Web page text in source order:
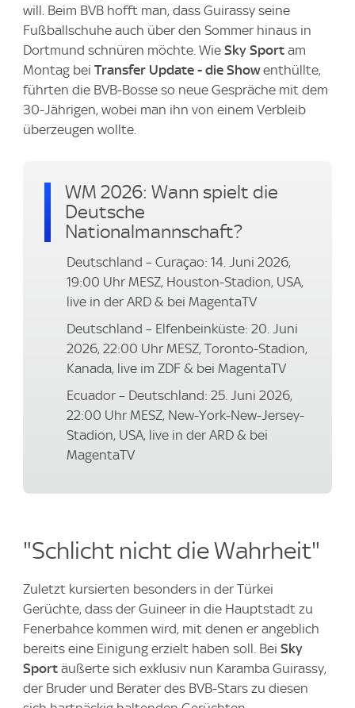
will. Beim BVB hofft man, dass Guirassy seine
Fußballschuhe auch über den Sommer hinaus in
Dortmund schnüren möchte. Wie Sky Sport am
Montag bei Transfer Update - die Showenthüllte,
führten die BVB-Bosse so neue Gespräche mit dem
30-Jährigen, wobei man ihn von einem Verbleib
überzeugen wollte.
WM 2026: Wann spielt die
Deutsche
Nationalmannschaft?
Deutschland – Curaçao: 14. Juni 2026,
19:00 Uhr MESZ, Houston-Stadion, USA,
live in der ARD & bei MagentaTV
Deutschland – Elfenbeinküste: 20. Juni
2026, 22:00 Uhr MESZ, Toronto-Stadion,
Kanada, live im ZDF & bei MagentaTV
Ecuador – Deutschland: 25. Juni 2026,
22:00 Uhr MESZ, New-York-New-Jersey-
Stadion, USA, live in der ARD & bei
MagentaTV
"Schlicht nicht die Wahrheit"
Zuletzt kursierten besonders in der Türkei
Gerüchte, dass der Guineer in die Hauptstadt zu
Fenerbahce kommen wird, mit denen er angeblich
bereits eine Einigung erzielt haben soll. Bei Sky
Sport äußerte sich exklusiv nun Karamba Guirassy,
der Bruder und Berater des BVB-Stars zu diesen